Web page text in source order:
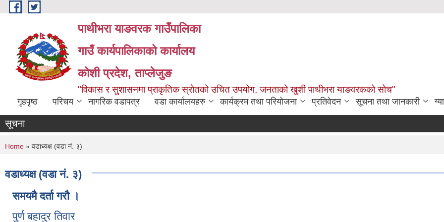
Skip to main content
पाथीभरा याङवरक गाउँपालिका
गाउँ कार्यपालिकाको कार्यालय
कोशी प्रदेश, ताप्लेजुङ
"विकास र सुशासनमा प्राकृतिक स्रोतको उचित उपयोग, जनताको खुशी पाथीभरा याङवरकको सोच"
गृहपृष्ठ परिचय नागरिक वडापत्र वडा कार्यालयहरु कार्यक्रम तथा परियोजना प्रतिवेदन सूचना तथा जानकारी
सूचना
You are here
Home » वडाध्यक्ष (वडा नं. ३)
वडाध्यक्ष (वडा नं. ३)
समयमै दर्ता गरौ ।
पुर्ण बहादुर तिवार